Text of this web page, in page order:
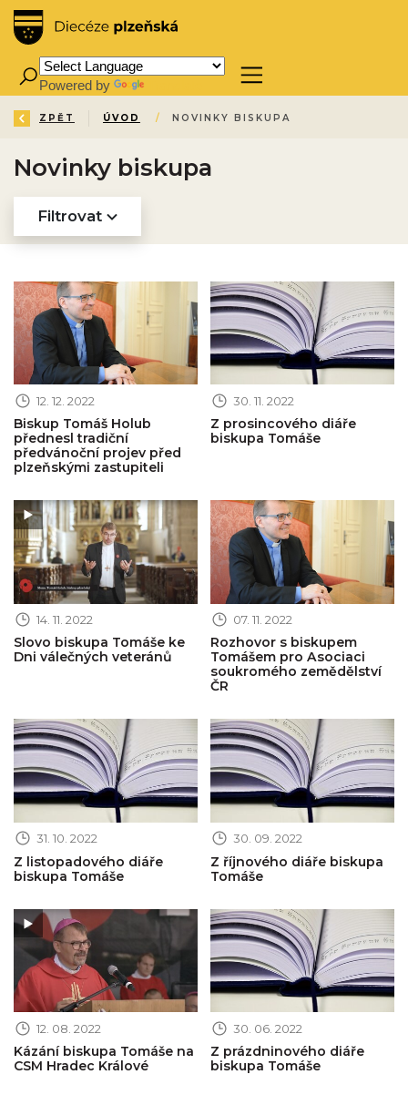
Powered by
ZPĚT ÚVOD / NOVINKY BISKUPA
Novinky biskupa
Filtrovat
Obrázek novinky
12. 12. 2022
Biskup Tomáš Holub
přednesl tradiční
předvánoční projev před
plzeňskými zastupiteli
Obrázek novinky
30. 11. 2022
Z prosincového diáře
biskupa Tomáše
Obrázek novinky
14. 11. 2022
Slovo biskupa Tomáše ke
Dni válečných veteránů
Obrázek novinky
07. 11. 2022
Rozhovor s biskupem
Tomášem pro Asociaci
soukromého zemědělství
ČR
Obrázek novinky
31. 10. 2022
Z listopadového diáře
biskupa Tomáše
Obrázek novinky
30. 09. 2022
Z říjnového diáře biskupa
Tomáše
Obrázek novinky
12. 08. 2022
Kázání biskupa Tomáše na
CSM Hradec Králové
Obrázek novinky
30. 06. 2022
Z prázdninového diáře
biskupa Tomáše